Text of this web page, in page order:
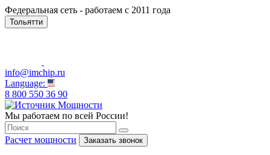
Федеральная сеть - работаем с 2011 года
Тольятти
info@imchip.ru
Language:
8 800 550 36 90
Мы работаем по всей России!
Расчет мощности Заказать звонок